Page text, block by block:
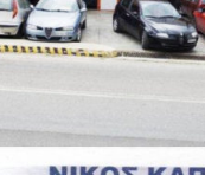
325, TK
325,